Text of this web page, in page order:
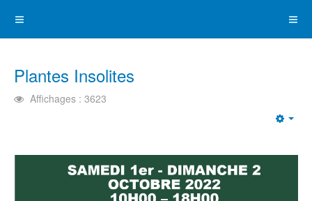
Plantes Insolites
Affichages : 3623